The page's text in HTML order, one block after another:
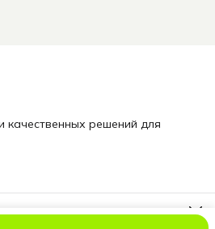
решений для